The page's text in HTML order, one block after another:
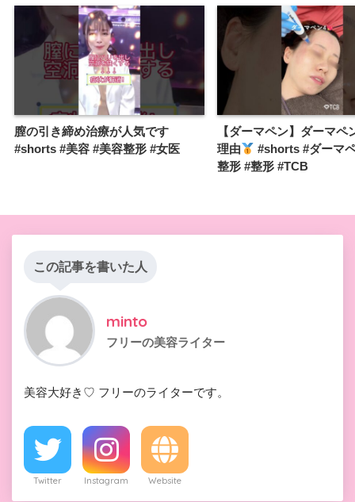
膣の引き締め治療が人気です
#shorts #美容 #美容整形 #女医
【ダーマペン】ダーマペ
理由
#shorts #ダーマ
整形 #整形 #TCB
この記事を書いた人
minto
フリーの美容ライター
美容大好き♡ フリーのライターです。
Twitter Instagram Website